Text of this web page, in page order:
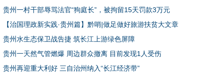
贵州一村干部辱骂法官“狗庭长”，被拘留15天罚款3万元
【治国理政新实践·贵州篇】黔哨|做足做好旅游扶贫大文章
贵州水生态保卫战告捷 筑长江上游绿色屏障
贵州一天然气管燃爆 周边群众撤离 目前发现1人受伤
贵州再迎重大利好 三自治州纳入“长江经济带”